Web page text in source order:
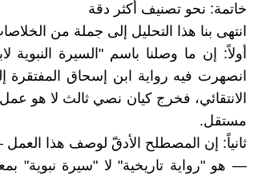
خاتمة: نحو تصنيف أكثر دقة
انتهى بنا هذا التحليل إلى جملة من
أولاً: إن ما وصلنا باسم "السيرة
انصهرت فيه رواية ابن إسحاق
الانتقائي، فخرج كيان نصي ثالث لا هو
مستقل.
ثانياً: إن المصطلح الأدقّ لوصف هذا
— هو "رواية تاريخية" لا "سيرة نبوية"